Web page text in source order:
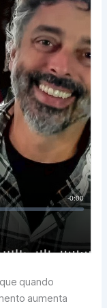
quando
aumenta